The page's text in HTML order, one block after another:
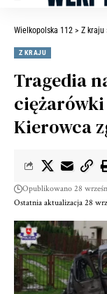
Wielkopolska 112 > Z kraju
Z KRAJU
Tragedia
ciężarówki
Kierowca
Ostatnia aktualizacja 28
Opublikowano 28